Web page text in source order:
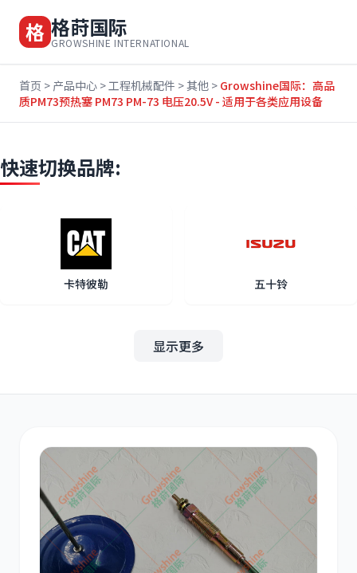
格 格莳国际
GROWSHINE INTERNATIONAL
首页 > 产品中心 >工程机械配件 >其他 > Growshine国际：高品
质PM73预热塞 PM73 PM-73 电压20.5V - 适用于各类应用设备
快速切换品牌:
卡特彼勒 五十铃
其他 小松
沃尔沃 康明斯
显示更多